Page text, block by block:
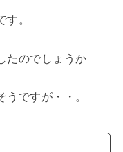
。
たのでしょうか
ですが・・。